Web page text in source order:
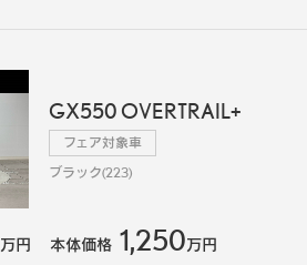
GX550 OVERTRAIL+
フェア対象車
ブラック(223)
万円 本体価格 1,250万円